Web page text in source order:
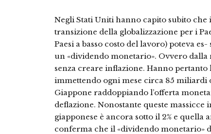
Negli Stati Uniti hanno capito subito che
transizione della globalizzazione per i
Paesi a basso costo del lavoro) poteva
un «dividendo monetario». Ovvero
senza creare inflazione. Hanno
immettendo ogni mese circa 85
Giappone raddoppiando l’offerta
deflazione. Nonostante queste
giapponese è ancora sotto il 2% e
conferma che il «dividendo monetario»